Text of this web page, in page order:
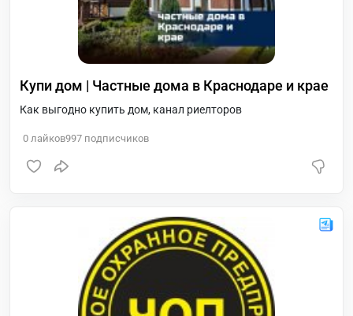
Купи дом | Частные дома в Краснодаре и крае
Как выгодно купить дом, канал риелторов
0 лайков997 подписчиков